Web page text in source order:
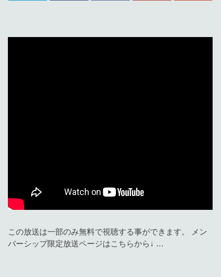
この放送は一部のみ無料で視聴する事ができます。 メン
バーシップ限定放送ページはこちらから↓ …